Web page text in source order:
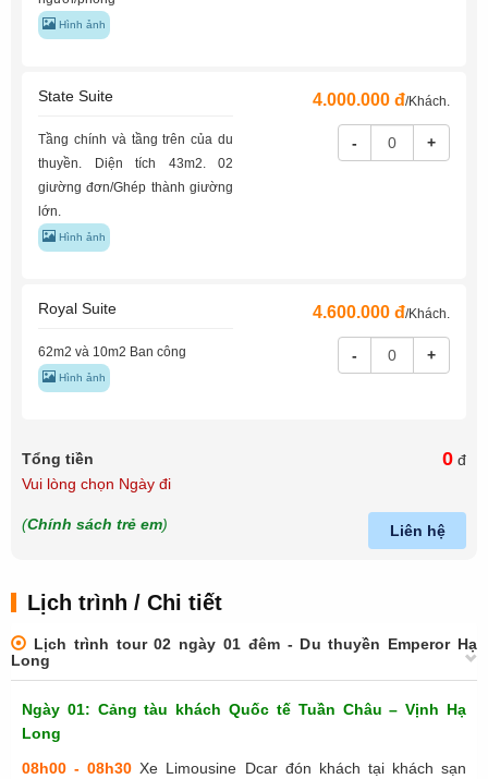
Hình ảnh
State Suite
Tầng chính và tầng trên của du
thuyền. Diện tích 43m2. 02
giường đơn/Ghép thành giường
lớn.
Hình ảnh
4.000.000 đ/Khách.
- +
Royal Suite
62m2 và 10m2 Ban công
Hình ảnh
4.600.000 đ/Khách.
- +
Tổng tiền 0 đ
Vui lòng chọn Ngày đi
(Chính sách trẻ em) Liên hệ
Lịch trình / Chi tiết
Lịch trình tour 02 ngày 01 đêm - Du thuyền Emperor Hạ
Long
Ngày 01: Cảng tàu khách Quốc tế Tuần Châu – Vịnh Hạ
Long
08h00 - 08h30 Xe Limousine Dcar đón khách tại khách sạn